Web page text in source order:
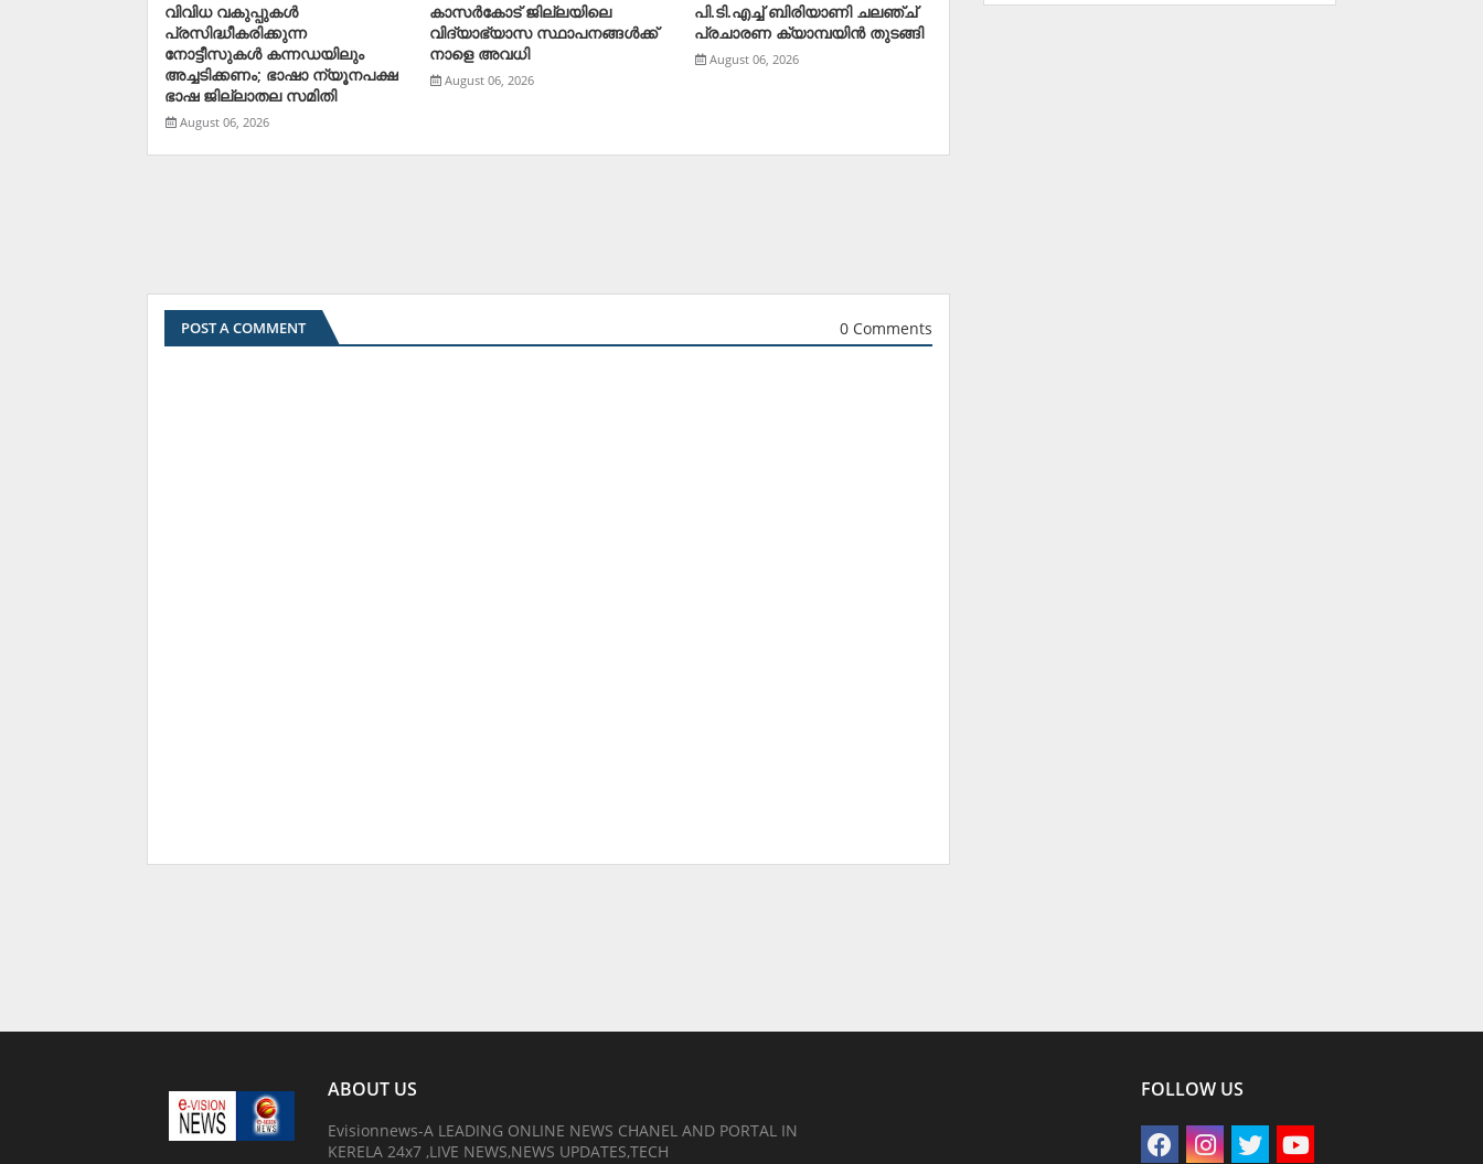
വിവിധ വകുപ്പുകള്‍
പ്രസിദ്ധീകരിക്കുന്ന
നോട്ടീസുകള്‍ കന്നഡയിലും
അച്ചടിക്കണം; ഭാഷാ ന്യൂനപക്ഷ
ഭാഷ ജില്ലാതല സമിതി
August 06, 2026
കാസര്‍കോട് ജില്ലയിലെ
വിദ്യാഭ്യാസ സ്ഥാപനങ്ങള്‍ക്ക്
നാളെ അവധി
August 06, 2026
പി.ടി.എച്ച് ബിരിയാണി ചലഞ്ച്
പ്രചാരണ ക്യാമ്പയിൻ തുടങ്ങി
August 06, 2026
POST A COMMENT 0 Comments
ABOUT US
Evisionnews-A LEADING ONLINE NEWS CHANEL AND PORTAL IN
KERELA 24x7 ,LIVE NEWS,NEWS UPDATES,TECH
FOLLOW US